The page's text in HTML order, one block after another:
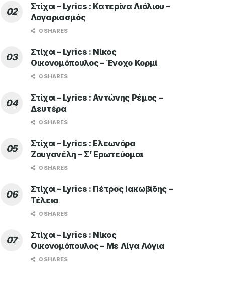
Στίχοι – Lyrics : Κατερίνα Λιόλιου –
Λογαριασμός
0 SHARES
Στίχοι – Lyrics : Νίκος
Οικονομόπουλος – Ένοχο Κορμί
0 SHARES
Στίχοι – Lyrics : Αντώνης Ρέμος –
Δευτέρα
0 SHARES
Στίχοι – Lyrics : Ελεωνόρα
Ζουγανέλη – Σ’ Ερωτεύομαι
0 SHARES
Στίχοι – Lyrics : Πέτρος Ιακωβίδης –
Τέλεια
0 SHARES
Στίχοι – Lyrics : Νίκος
Οικονομόπουλος – Με Λίγα Λόγια
0 SHARES